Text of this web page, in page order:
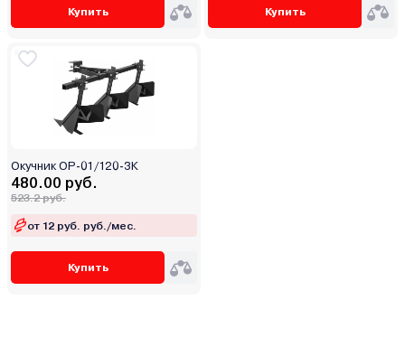
Купить Купить
Окучник ОР-01/120-3К
480.00 руб.
523.2 руб.
от 12 руб. руб./мес.
Купить